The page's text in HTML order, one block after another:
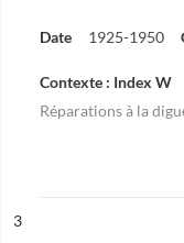
Date 1925-1950
Contexte : Index W
Réparations à la
n°
3